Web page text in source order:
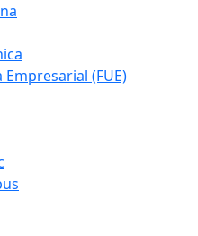
(FUE)